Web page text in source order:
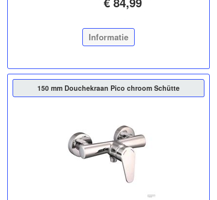
Informatie
150 mm Douchekraan Pico chroom Schütte